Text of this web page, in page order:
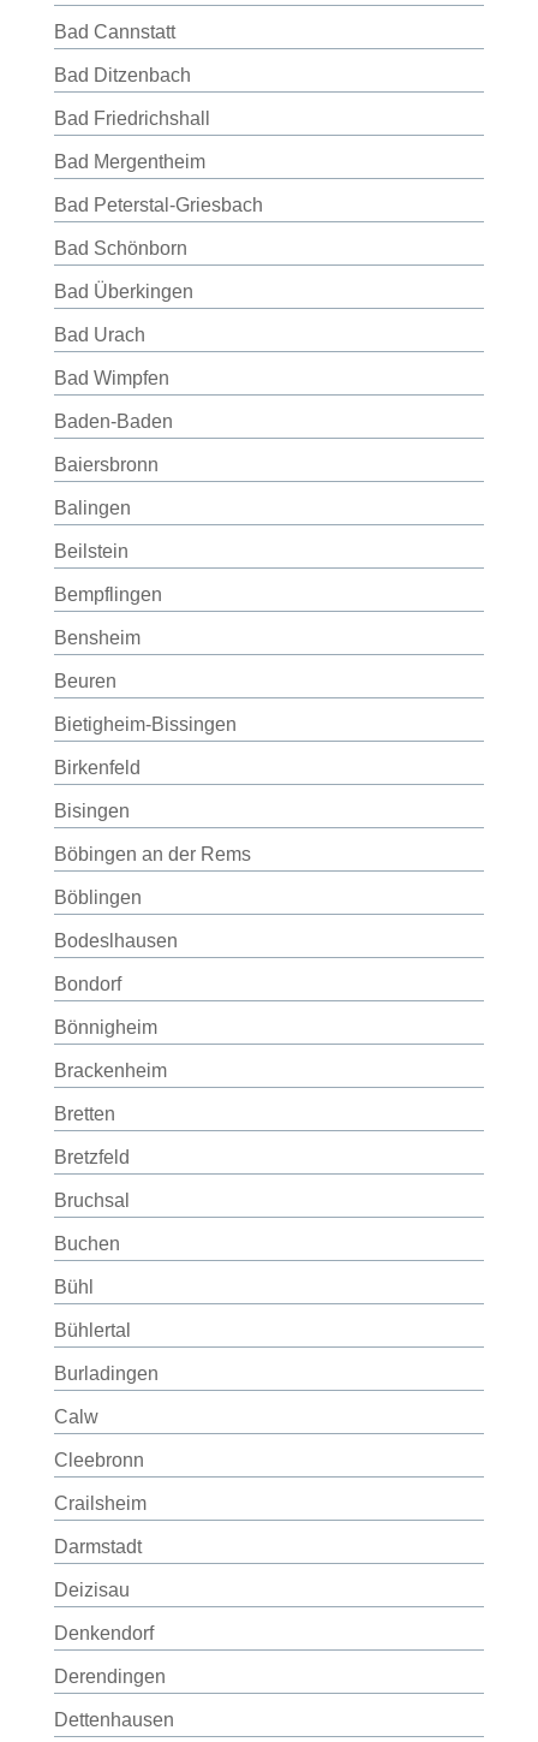
Bad Cannstatt
Bad Ditzenbach
Bad Friedrichshall
Bad Mergentheim
Bad Peterstal-Griesbach
Bad Schönborn
Bad Überkingen
Bad Urach
Bad Wimpfen
Baden-Baden
Baiersbronn
Balingen
Beilstein
Bempflingen
Bensheim
Beuren
Bietigheim-Bissingen
Birkenfeld
Bisingen
Böbingen an der Rems
Böblingen
Bodeslhausen
Bondorf
Bönnigheim
Brackenheim
Bretten
Bretzfeld
Bruchsal
Buchen
Bühl
Bühlertal
Burladingen
Calw
Cleebronn
Crailsheim
Darmstadt
Deizisau
Denkendorf
Derendingen
Dettenhausen